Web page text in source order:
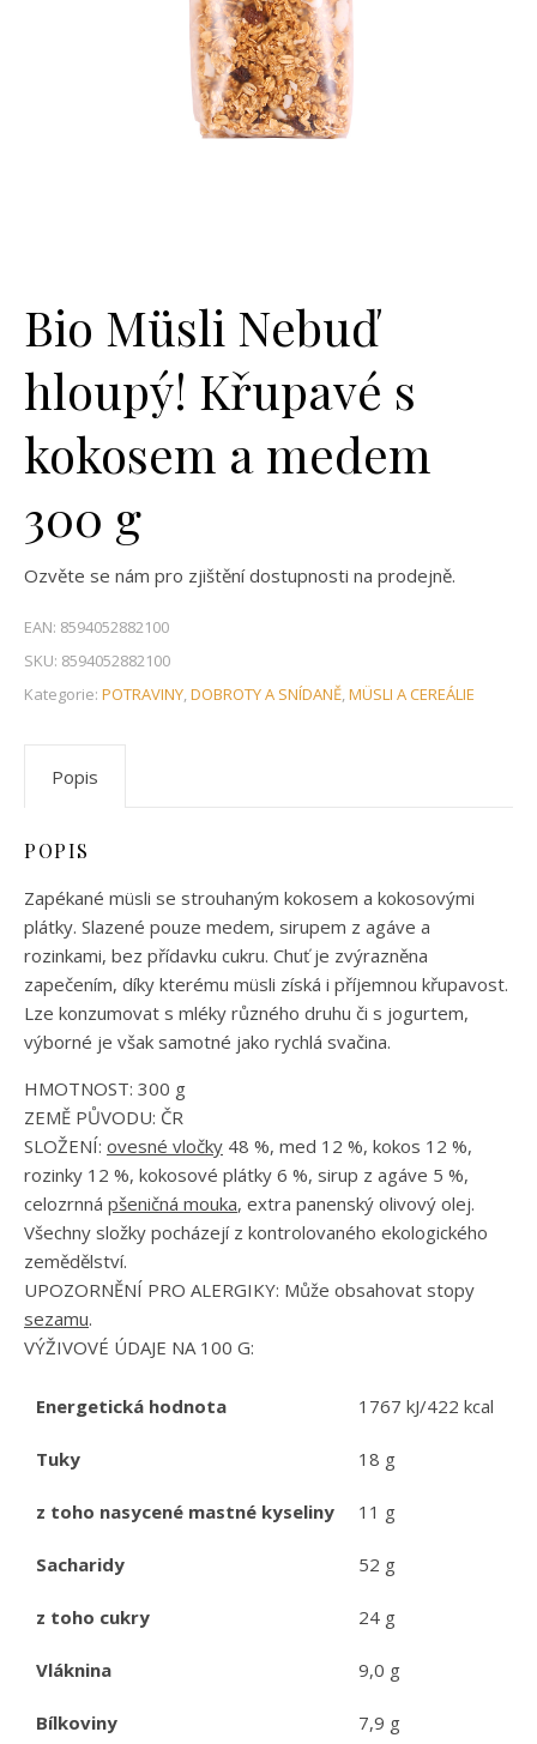
Bio Müsli Nebuď
hloupý! Křupavé s
kokosem a medem
300 g
Ozvěte se nám pro zjištění dostupnosti na prodejně.
EAN: 8594052882100
SKU: 8594052882100
Kategorie: POTRAVINY,DOBROTY A SNÍDANĚ,MÜSLI A CEREÁLIE
Popis
POPIS
Zapékané müsli se strouhaným kokosem a kokosovými
plátky. Slazené pouze medem, sirupem z agáve a
rozinkami, bez přídavku cukru. Chuť je zvýrazněna
zapečením, díky kterému müsli získá i příjemnou křupavost.
Lze konzumovat s mléky různého druhu či s jogurtem,
výborné je však samotné jako rychlá svačina.
HMOTNOST: 300 g
ZEMĚ PŮVODU: ČR
SLOŽENÍ: ovesné vločky 48 %, med 12 %, kokos 12 %,
rozinky 12 %, kokosové plátky 6 %, sirup z agáve 5 %,
celozrnná pšeničná mouka, extra panenský olivový olej.
Všechny složky pocházejí z kontrolovaného ekologického
zemědělství.
UPOZORNĚNÍ PRO ALERGIKY: Může obsahovat stopy
sezamu.
VÝŽIVOVÉ ÚDAJE NA 100 G:
Energetická hodnota 1767 kJ/422 kcal
Tuky 18 g
z toho nasycené mastné kyseliny 11 g
Sacharidy 52 g
z toho cukry 24 g
Vláknina 9,0 g
Bílkoviny 7,9 g